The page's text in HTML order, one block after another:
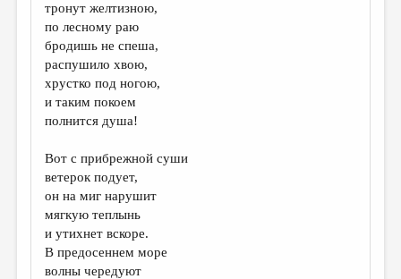
КОНКУРСЫ
ДЕТСКАЯ КОМНАТА
КНИЖНАЯ ПОЛКА
ОБЗОР ЛИТЕРАТУРЫ
ОБЪЯВЛЕНИЯ
РЕДКОЛЛЕГИЯ
ОТ РЕДАКЦИИ
тронут желтизною,
по лесному раю
бродишь не спеша,
распушило хвою,
хрустко под ногою,
и таким покоем
полнится душа!
Вот с прибрежной суши
ветерок подует,
он на миг нарушит
мягкую теплынь
и утихнет вскоре.
В предосеннем море
волны чередуют